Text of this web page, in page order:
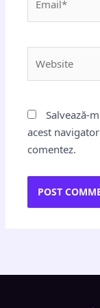
Salvează-
acest
comentez.